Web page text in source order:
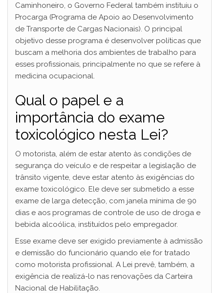
Caminhoneiro, o Governo Federal também instituiu o
Procarga (Programa de Apoio ao Desenvolvimento
de Transporte de Cargas Nacionais). O principal
objetivo desse programa é desenvolver políticas que
buscam a melhoria dos ambientes de trabalho para
esses profissionais, principalmente no que se refere à
medicina ocupacional.
Qual o papel e a
importância do exame
toxicológico nesta Lei?
O motorista, além de estar atento às condições de
segurança do veículo e de respeitar a legislação de
trânsito vigente, deve estar atento às exigências do
exame toxicológico. Ele deve ser submetido a esse
exame de larga detecção, com janela mínima de 90
dias e aos programas de controle de uso de droga e
bebida alcoólica, instituídos pelo empregador.
Esse exame deve ser exigido previamente à admissão
e demissão do funcionário quando ele for tratado
como motorista profissional. A Lei prevê, também, a
exigência de realizá-lo nas renovações da Carteira
Nacional de Habilitação.